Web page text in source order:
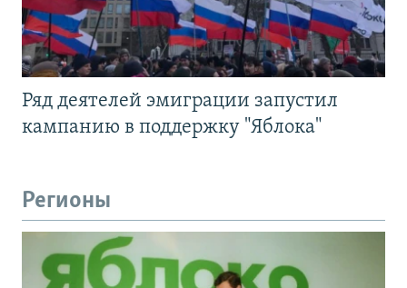
Ряд деятелей эмиграции запустил
кампанию в поддержку "Яблока"
Регионы